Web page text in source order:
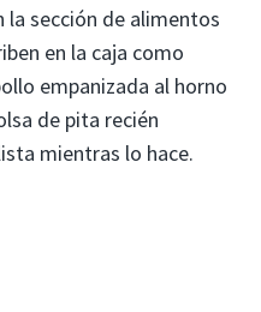
la sección de alimentos
en la caja como
empanizada al horno
de pita recién
mientras lo hace.